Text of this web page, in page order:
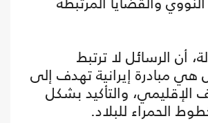
أن الرسائل لا ترتبط
مبادرة إيرانية تهدف إلى
والتأكيد بشكل
الحمراء للبلاد.